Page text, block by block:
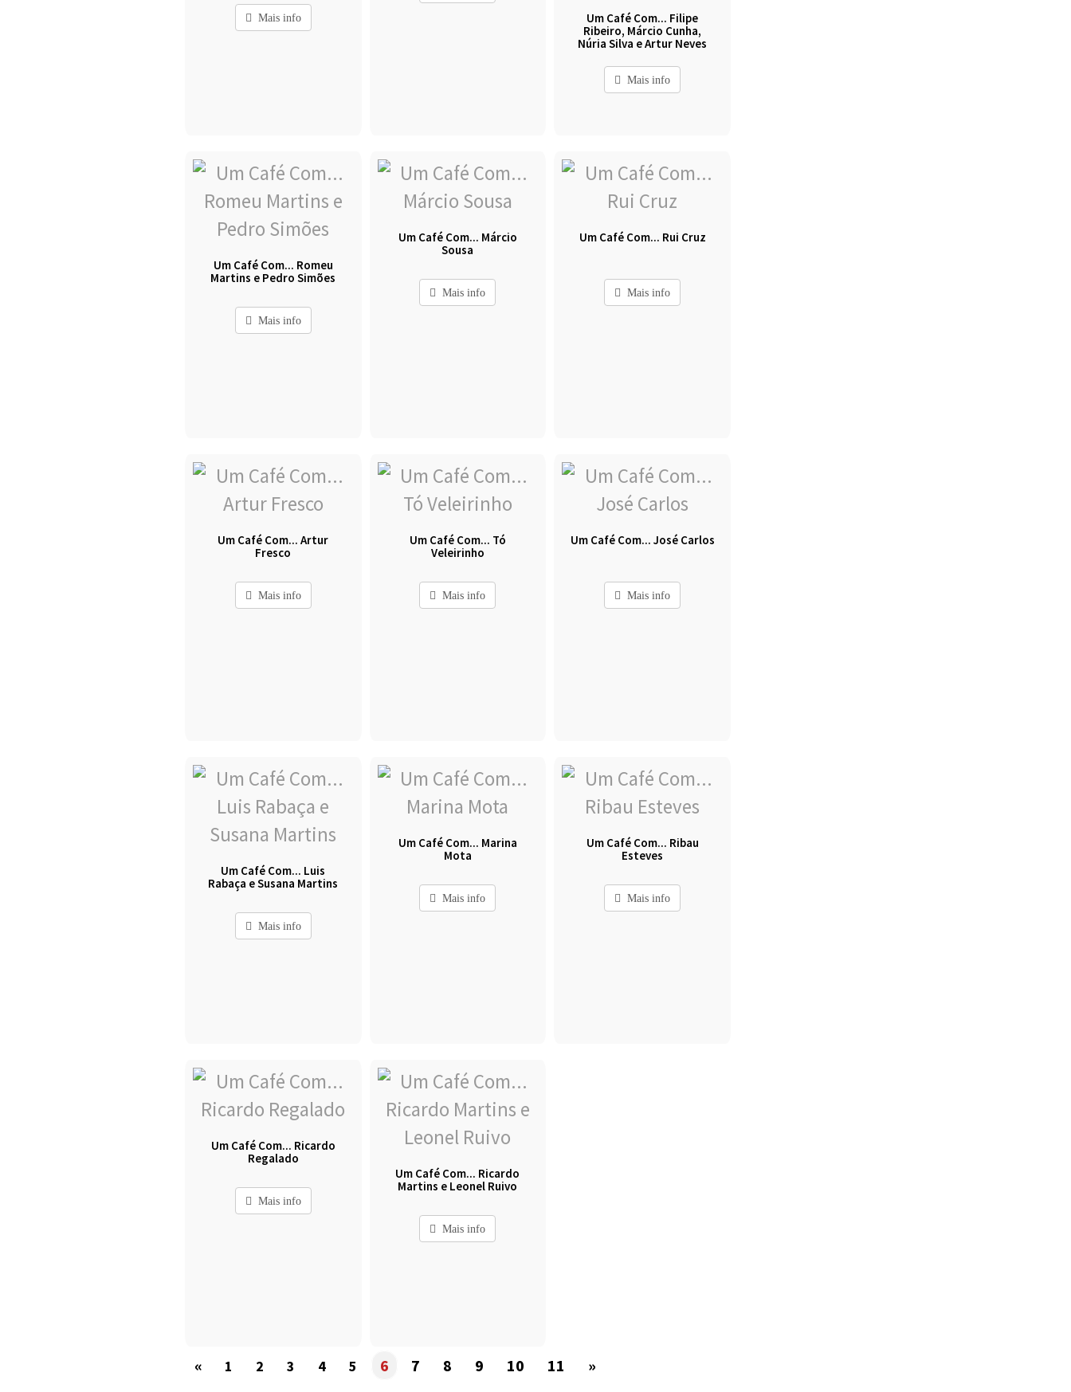
Mais info
Um Café Com... Filipe
Ribeiro, Márcio Cunha,
Núria Silva e Artur Neves
Mais info
Um Café Com... Romeu
Martins e Pedro Simões
Mais info
Um Café Com... Márcio
Sousa
Mais info
Um Café Com... Rui Cruz
Mais info
Um Café Com... Artur
Fresco
Mais info
Um Café Com... Tó
Veleirinho
Mais info
Um Café Com... José Carlos
Mais info
Um Café Com... Luis
Rabaça e Susana Martins
Mais info
Um Café Com... Marina
Mota
Mais info
Um Café Com... Ribau
Esteves
Mais info
Um Café Com... Ricardo
Regalado
Mais info
Um Café Com... Ricardo
Martins e Leonel Ruivo
Mais info
« 1 2 3 4 5 6 7 8 9 10 11 »